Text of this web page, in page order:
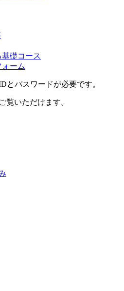
礎コース
ーム
とパスワードが必要です。
覧いただけます。